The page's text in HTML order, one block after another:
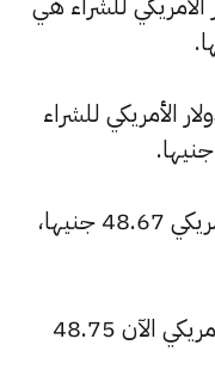
الأمريكي للشراء
ميد بنك: بلغ سعر شراء الدولار الأمريكي 48.67 جنيها،
بنك قناة السويس: سعر الدولار الأمريكي الآن 48.75